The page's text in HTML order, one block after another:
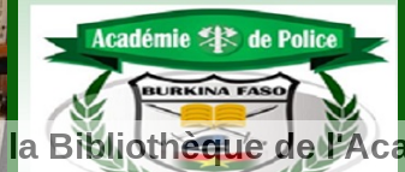
Bibliothèque de